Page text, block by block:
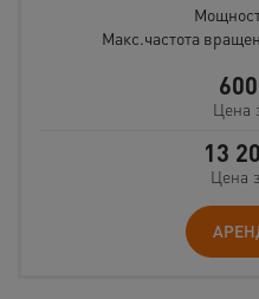
Макс.частота
Цена
13
Цена